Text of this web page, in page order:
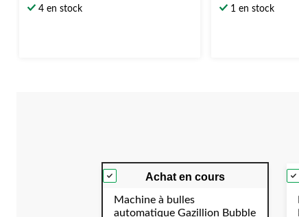
4 en stock 1 en stock
Achat en cours
Machine à bulles
automatique Gazillion Bubble